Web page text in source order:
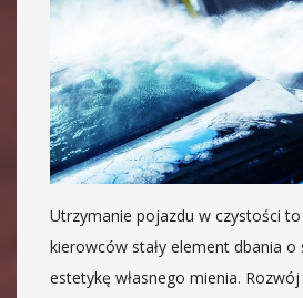
Utrzymanie pojazdu w czystości
kierowców stały element dbania o
estetykę własnego mienia.